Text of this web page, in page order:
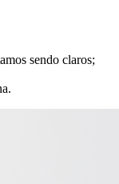
sendo claros;